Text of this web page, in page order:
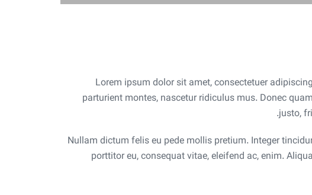
Lorem ipsum dolor sit amet, consectetuer
parturient montes, nascetur ridiculus mus. Donec
justo,
Nullam dictum felis eu pede mollis pretium. Integer
porttitor eu, consequat vitae, eleifend ac, enim.